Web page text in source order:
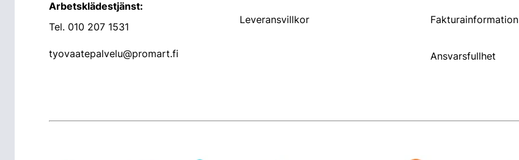
Arbetsklädestjänst:
Tel. 010 207 1531
tyovaatepalvelu@promart.fi
Leveransvillkor Fakturainformation
Ansvarsfullhet